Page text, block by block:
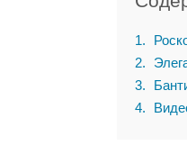
1
2
3
4